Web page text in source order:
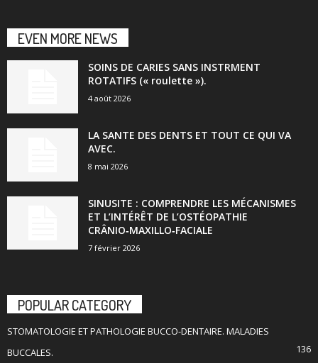
EVEN MORE NEWS
SOINS DE CARIES SANS INSTRMENT
ROTATIFS (« roulette »).
4 août 2026
LA SANTE DES DENTS ET TOUT CE QUI VA
AVEC.
8 mai 2026
SINUSITE : COMPRENDRE LES MÉCANISMES
ET L’INTÉRÊT DE L’OSTÉOPATHIE
CRÂNIO‑MAXILLO‑FACIALE
7 février 2026
POPULAR CATEGORY
STOMATOLOGIE ET PATHOLOGIE BUCCO-DENTAIRE. MALADIES
BUCCALES.
136